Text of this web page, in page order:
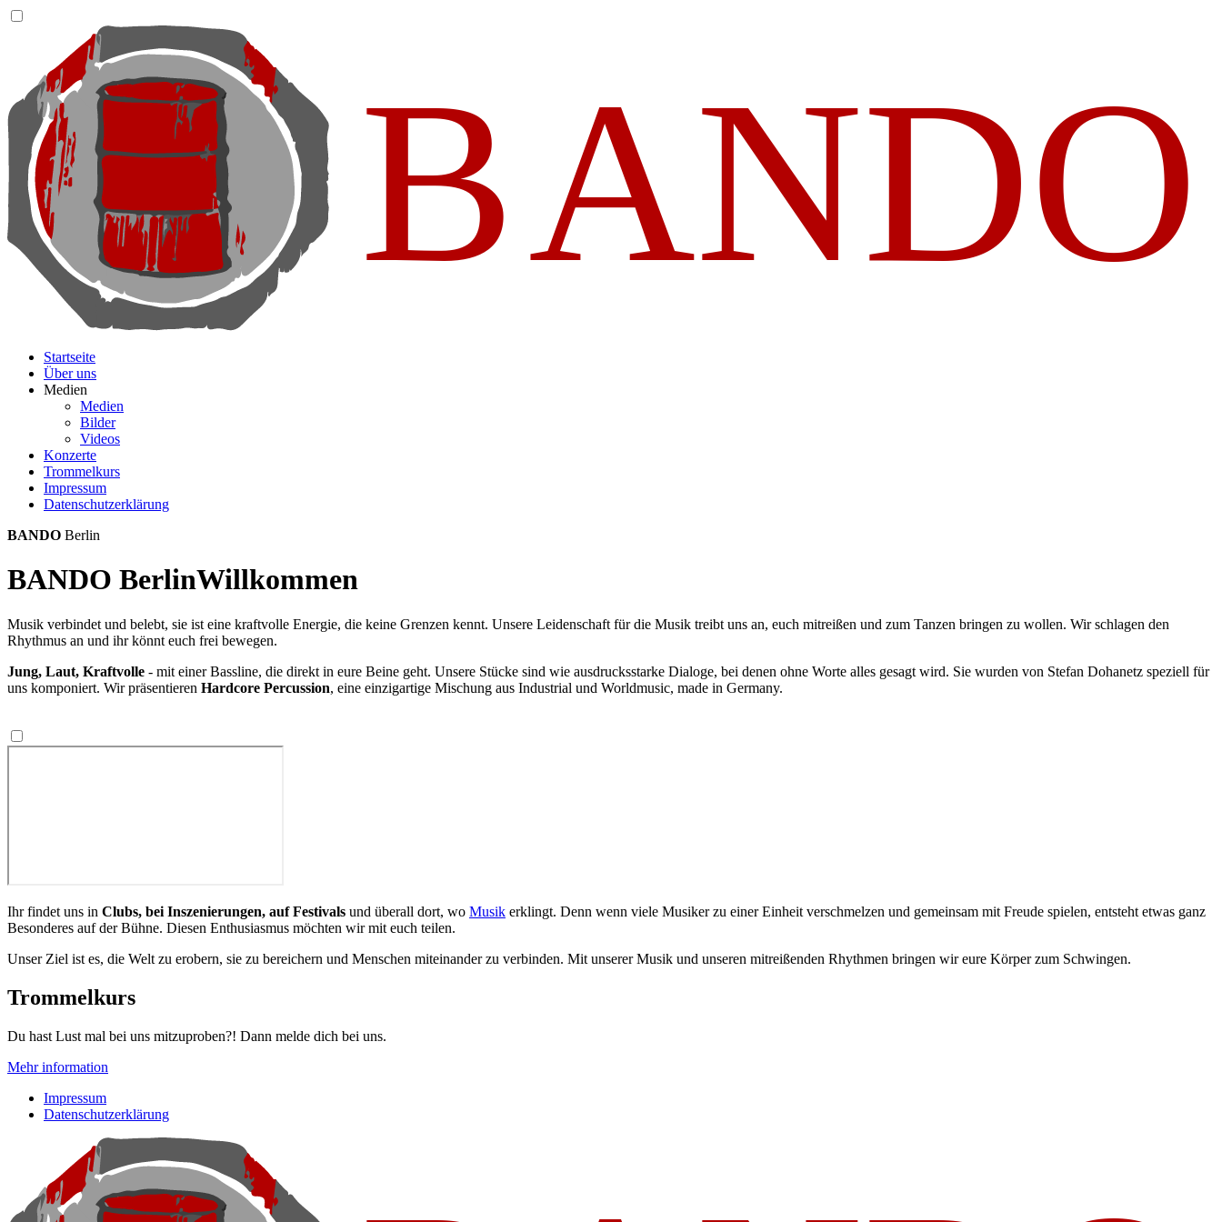
Startseite
Über uns
Medien
Medien
Bilder
Videos
Konzerte
Trommelkurs
Impressum
Datenschutzerklärung
BANDO Berlin
BANDO BerlinWillkommen
Musik verbindet und belebt, sie ist eine kraftvolle Energie, die keine Grenzen kennt. Unsere Leidenschaft für die Musik treibt uns an, euch mitreißen und zum Tanzen bringen zu wollen. Wir schlagen den
Rhythmus an und ihr könnt euch frei bewegen.
Jung, Laut, Kraftvolle - mit einer Bassline, die direkt in eure Beine geht. Unsere Stücke sind wie ausdrucksstarke Dialoge, bei denen ohne Worte alles gesagt wird. Sie wurden von Stefan Dohanetz speziell für
uns komponiert. Wir präsentieren Hardcore Percussion, eine einzigartige Mischung aus Industrial und Worldmusic, made in Germany.
Ihr findet uns in Clubs, bei Inszenierungen, auf Festivals und überall dort, wo Musik erklingt. Denn wenn viele Musiker zu einer Einheit verschmelzen und gemeinsam mit Freude spielen, entsteht etwas ganz
Besonderes auf der Bühne. Diesen Enthusiasmus möchten wir mit euch teilen.
Unser Ziel ist es, die Welt zu erobern, sie zu bereichern und Menschen miteinander zu verbinden. Mit unserer Musik und unseren mitreißenden Rhythmen bringen wir eure Körper zum Schwingen.
Trommelkurs
Du hast Lust mal bei uns mitzuproben?! Dann melde dich bei uns.
Mehr information
Impressum
Datenschutzerklärung